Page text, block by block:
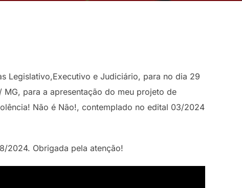
Legislativo,Executivo e Judiciário, para no dia 29
para a apresentação do meu projeto de
Não é Não!, contemplado no edital 03/2024
2024. Obrigada pela atenção!